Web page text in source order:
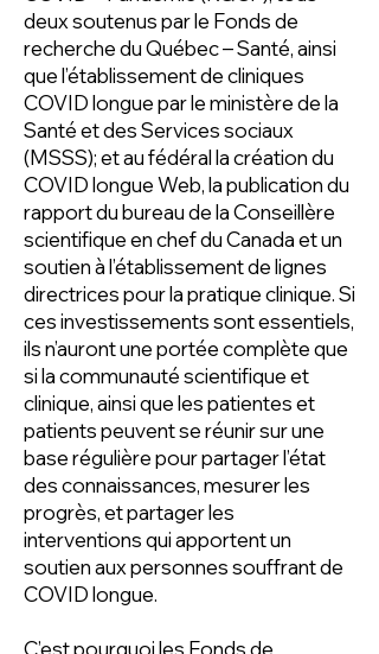
deux soutenus par le Fonds de
recherche du Québec – Santé, ainsi
que l’établissement de cliniques
COVID longue par le ministère de la
Santé et des Services sociaux
(MSSS); et au fédéral la création du
COVID longue Web, la publication du
rapport du bureau de la Conseillère
scientifique en chef du Canada et un
soutien à l’établissement de lignes
directrices pour la pratique clinique. Si
ces investissements sont essentiels,
ils n’auront une portée complète que
si la communauté scientifique et
clinique, ainsi que les patientes et
patients peuvent se réunir sur une
base régulière pour partager l’état
des connaissances, mesurer les
progrès, et partager les
interventions qui apportent un
soutien aux personnes souffrant de
COVID longue.
C’est pourquoi les Fonds de